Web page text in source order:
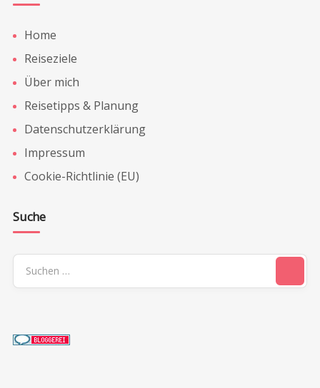
Home
Reiseziele
Über mich
Reisetipps & Planung
Datenschutzerklärung
Impressum
Cookie-Richtlinie (EU)
Suche
Suchen
nach: